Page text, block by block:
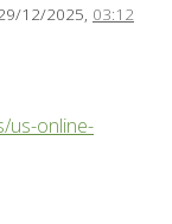
12/2025, 03:12
us-online-